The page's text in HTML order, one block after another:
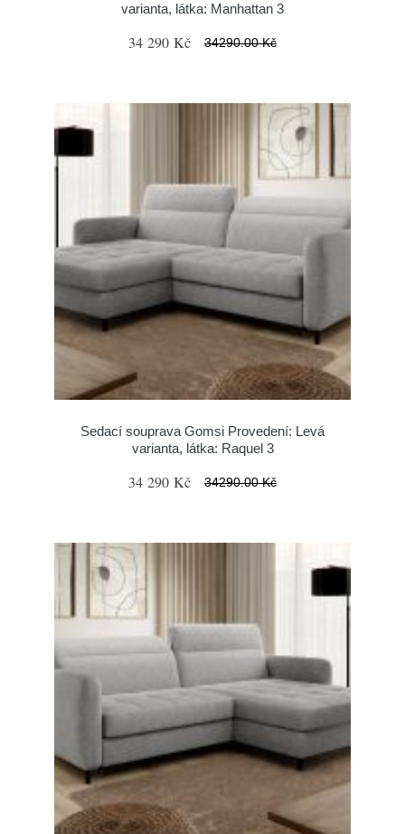
varianta, látka: Manhattan 3
34 290 Kč 34290.00 Kč
Sedací souprava Gomsi Provedení: Levá
varianta, látka: Raquel 3
34 290 Kč 34290.00 Kč